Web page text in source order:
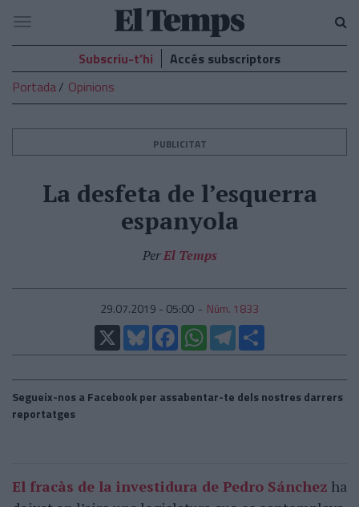
El
Temps
Navegació
Subscriu-t’hi
Accés subscriptors
Portada
Opinions
PUBLICITAT
La desfeta de l’esquerra
espanyola
PerEl Temps
29.07.2019 - 05:00
Núm. 1833
X
BlueskyFacebookWhatsAppTelegram
Segueix-nos a Facebook per assabentar-te dels nostres darrers
reportatges
El fracàs de la investidura de Pedro Sánchez ha